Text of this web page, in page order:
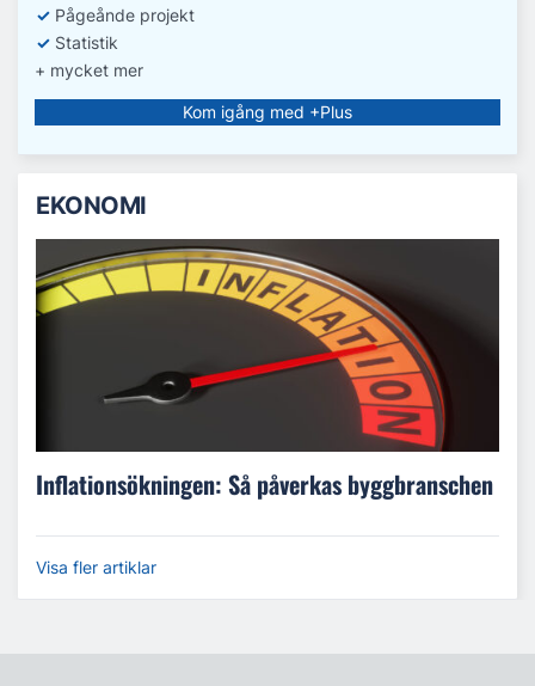
✓ Pågeånde projekt
✓ Statistik
+ mycket mer
Kom igång med +Plus
EKONOMI
Inflationsökningen: Så påverkas byggbranschen
Visa fler artiklar